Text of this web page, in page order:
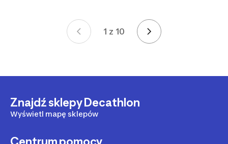
1 z 10Strona 1 z 10
Znajdź sklepy Decathlon
Wyświetl mapę sklepów